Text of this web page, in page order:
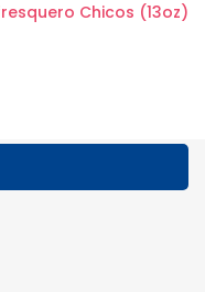
Chicos (13oz)